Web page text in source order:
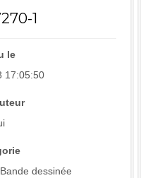
1
le
17:05:50
dessinée